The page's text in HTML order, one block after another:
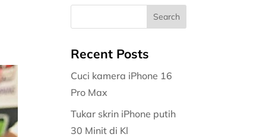
Recent Posts
Cuci kamera iPhone 16
Pro Max
Tukar skrin iPhone putih
30 Minit di Kl